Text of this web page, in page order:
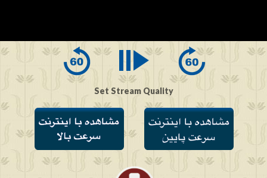
seconds
seconds
Set Stream Quality